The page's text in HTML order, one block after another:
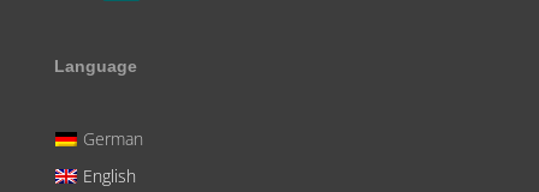
Language
German
English